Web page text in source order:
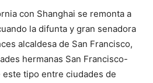
con Shanghai se remonta a
la difunta y gran senadora
alcaldesa de San Francisco,
hermanas San Francisco-
este tipo entre ciudades de